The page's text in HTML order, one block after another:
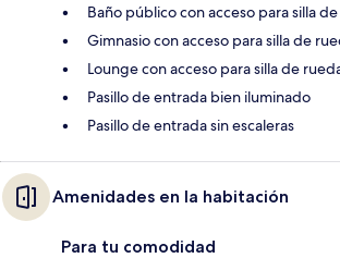
Baño público con acceso para silla
Gimnasio con acceso para silla de
Lounge con acceso para silla de
Pasillo de entrada bien iluminado
Pasillo de entrada sin escaleras
Amenidades en la habitación
Para tu comodidad